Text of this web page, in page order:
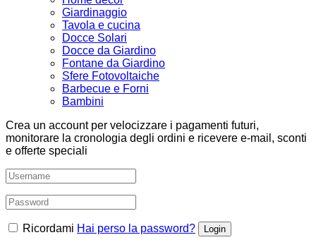
Giardinaggio
Tavola e cucina
Docce Solari
Docce da Giardino
Fontane da Giardino
Sfere Fotovoltaiche
Barbecue e Forni
Bambini
Crea un account per velocizzare i pagamenti futuri,
monitorare la cronologia degli ordini e ricevere e-mail, sconti
e offerte speciali
Ricordami Hai perso la password?